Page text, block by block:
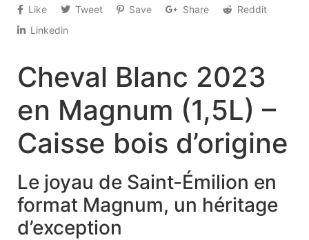
Like Tweet Save Share
Reddit
Linkedin
Cheval Blanc 2023
en Magnum (1,5L) –
Caisse bois d’origine
Le joyau de Saint-Émilion en
format Magnum, un héritage
d’exception